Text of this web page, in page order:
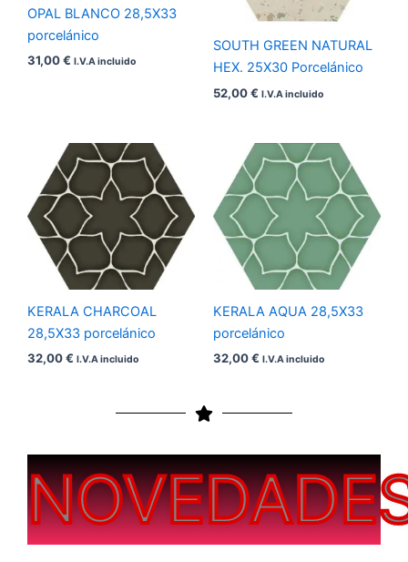
OPAL BLANCO 28,5X33
porcelánico
31,00€ I.V.A incluido
SOUTH GREEN NATURAL
HEX. 25X30 Porcelánico
52,00€ I.V.A incluido
KERALA CHARCOAL
28,5X33 porcelánico
32,00€ I.V.A incluido
KERALA AQUA 28,5X33
porcelánico
32,00€ I.V.A incluido